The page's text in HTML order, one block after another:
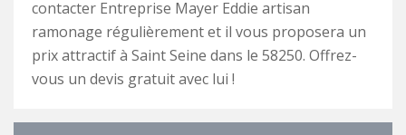
contacter Entreprise Mayer Eddie artisan
ramonage régulièrement et il vous proposera un
prix attractif à Saint Seine dans le 58250. Offrez-
vous un devis gratuit avec lui !